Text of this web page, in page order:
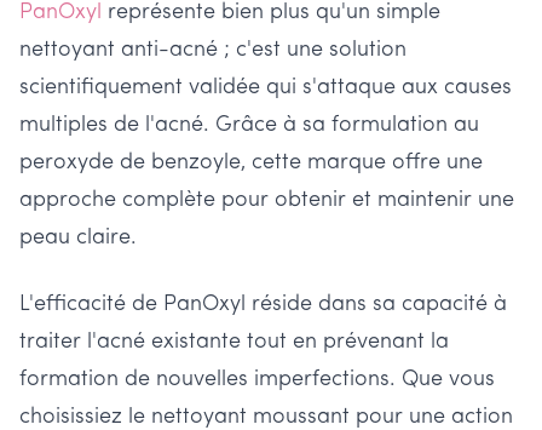
PanOxyl représente bien plus qu'un simple
nettoyant anti-acné ; c'est une solution
scientifiquement validée qui s'attaque aux causes
multiples de l'acné. Grâce à sa formulation au
peroxyde de benzoyle, cette marque offre une
approche complète pour obtenir et maintenir une
peau claire.
L'efficacité de PanOxyl réside dans sa capacité à
traiter l'acné existante tout en prévenant la
formation de nouvelles imperfections. Que vous
choisissiez le nettoyant moussant pour une action